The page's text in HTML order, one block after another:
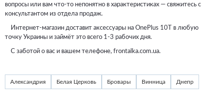
вопросы или вам что-то непонятно в характеристиках — свяжитесь с
консультантом из отдела продаж.
Интернет-магазин доставит аксессуары на OnePlus 10T в любую
точку Украины и займёт это всего 1-3 рабочих дня.
С заботой о вас и вашем телефоне, frontalka.com.ua.
Александрия Белая Церковь Бровары Винница Днепр